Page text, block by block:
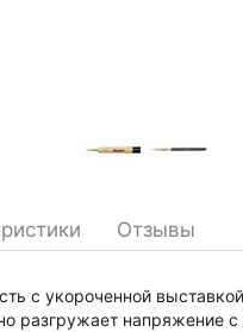
Отзывы
с укороченной
разгружает напряжение